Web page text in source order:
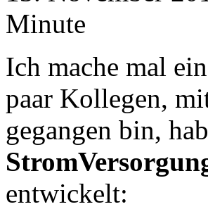
Minute
Ich mache mal
paar Kollegen,
gegangen bin,
entwickelt: